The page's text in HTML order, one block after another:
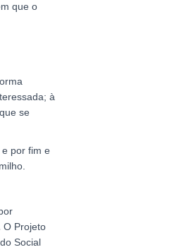
que o
à
que se
e por fim e
O Projeto
Social